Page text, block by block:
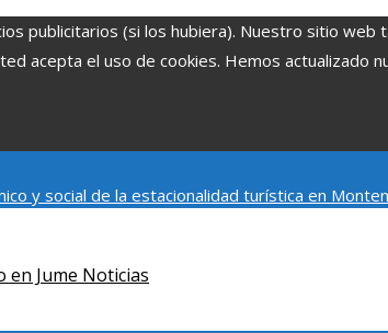
publicitarios (si los hubiera). Nuestro sitio web
acepta el uso de cookies. Hemos actualizado
y social de la estacionalidad turística en
Jume Noticias